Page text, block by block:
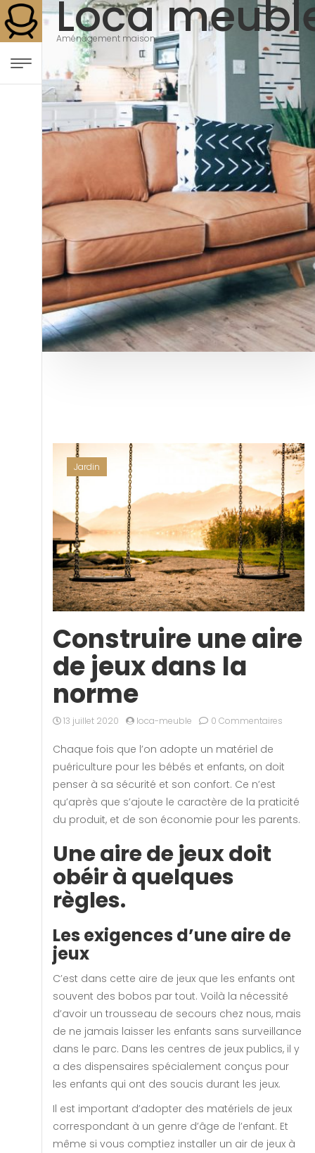
Loca
Aménagement maison
Jardin
Construire une aire
de jeux dans la
norme
13 juillet 2020 loca-meuble 0 Commentaires
Chaque fois que l’on adopte un matériel de
puériculture pour les bébés et enfants, on doit
penser à sa sécurité et son confort. Ce n’est
qu’après que s’ajoute le caractère de la praticité
du produit, et de son économie pour les parents.
Une aire de jeux doit
obéir à quelques
règles.
Les exigences d’une aire de
jeux
C’est dans cette aire de jeux que les enfants ont
souvent des bobos par tout. Voilà la nécessité
d’avoir un trousseau de secours chez nous, mais
de ne jamais laisser les enfants sans surveillance
dans le parc. Dans les centres de jeux publics, il y
a des dispensaires spécialement conçus pour
les enfants qui ont des soucis durant les jeux.
Il est important d’adopter des matériels de jeux
correspondant à un genre d’âge de l’enfant. Et
même si vous comptiez installer un air de jeux à